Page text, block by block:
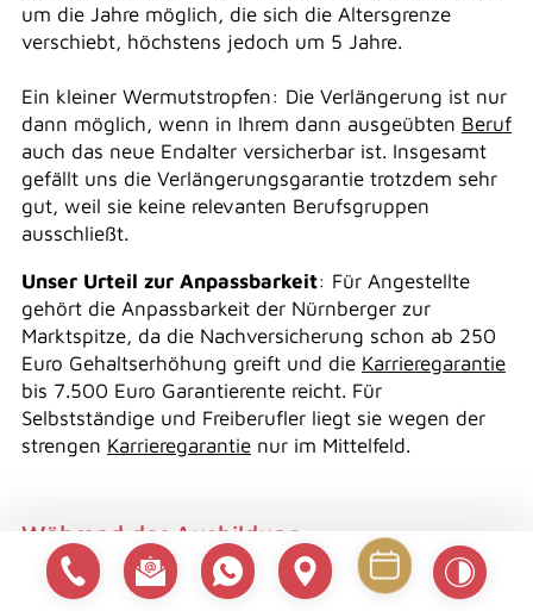
um die Jahre möglich, die sich die Altersgrenze
verschiebt, höchstens jedoch um 5 Jahre.
Ein kleiner Wermutstropfen: Die Verlängerung ist nur
dann möglich, wenn in Ihrem dann ausgeübten Beruf
auch das neue Endalter versicherbar ist. Insgesamt
gefällt uns die Verlängerungsgarantie trotzdem sehr
gut, weil sie keine relevanten Berufsgruppen
ausschließt.
Unser Urteil zur Anpassbarkeit: Für Angestellte
gehört die Anpassbarkeit der Nürnberger zur
Marktspitze, da die Nachversicherung schon ab 250
Euro Gehaltserhöhung greift und die Karrieregarantie
bis 7.500 Euro Garantierente reicht. Für
Selbstständige und Freiberufler liegt sie wegen der
strengen Karrieregarantienur im Mittelfeld.
Während der Ausbildung
Schüler, Studenten und Azubi: Wie